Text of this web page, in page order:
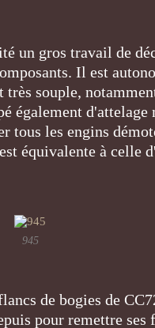
un gros travail de
Il est
souple,
également d'attelage
tous les engins
équivalente à celle
945
de bogies de
pour remettre ses